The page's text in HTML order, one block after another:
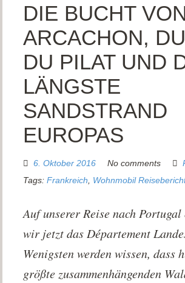
DIE BUCHT
ARCACHON,
DU PILAT UND
LÄNGSTE
SANDSTRAND
EUROPAS
6. Oktober 2016 No comments
Tags:Frankreich Wohnmobil
Auf unserer Reise nach
wir jetzt das Département
Wenigsten werden wissen, dass
größte zusammenhängenden